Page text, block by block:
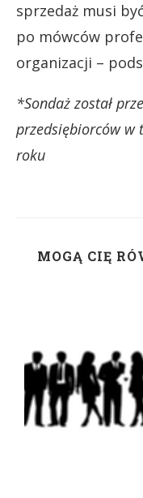
sprzedaż musi
po mówców
organizacji –
*Sondaż został
przedsiębiorców w
roku
MOGĄ CIĘ